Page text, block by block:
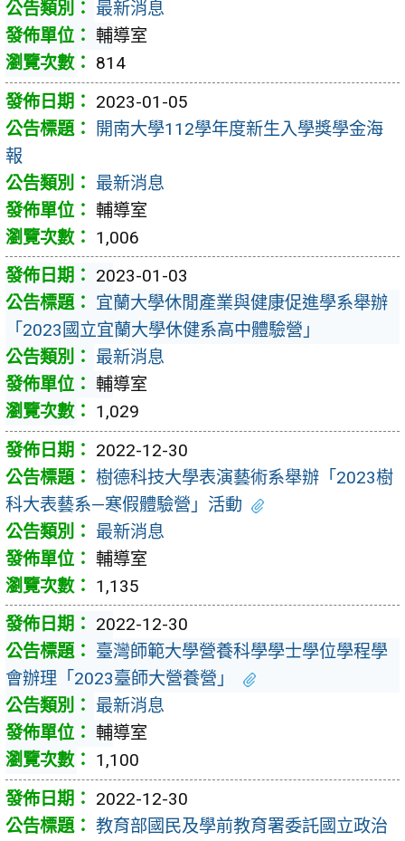
最新消息
輔導室
814
2023-01-05
開南大學112學年度新生入學獎學金海
報
最新消息
輔導室
1,006
2023-01-03
宜蘭大學休閒產業與健康促進學系舉辦
「2023國立宜蘭大學休健系高中體驗營」
最新消息
輔導室
1,029
2022-12-30
樹德科技大學表演藝術系舉辦「2023樹
科大表藝系—寒假體驗營」活動
最新消息
輔導室
1,135
2022-12-30
臺灣師範大學營養科學學士學位學程學
會辦理「2023臺師大營養營」
最新消息
輔導室
1,100
2022-12-30
教育部國民及學前教育署委託國立政治